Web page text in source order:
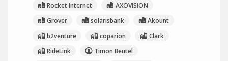
Rocket Internet
AXOVISION
Grover
solarisbank
Akount
b2venture
coparion
Clark
RideLink
Timon Beutel